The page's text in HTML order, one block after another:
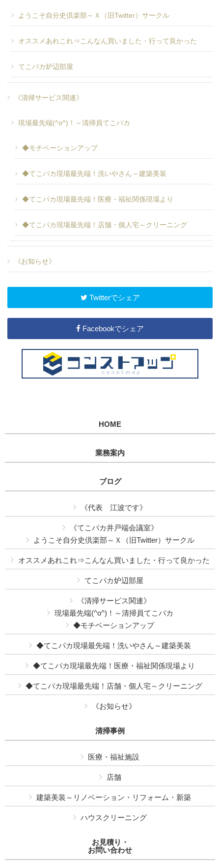
ようこそ自分史倶楽部～Ｘ（旧Twitter）サークル
オススメあれこれ⇒こんなん買いました・行って良かった
てこパカ炉辺部屋
《清掃サービス関連》
現場最先端(^o^)！～清掃員てこパカ
◆モチベーションアップ
◆てこパカ現場最先端！洗いやさん～建築美装
◆てこパカ現場最先端！医療・福祉関係現場より
◆てこパカ現場最先端！店舗・個人宅～クリーニング
《お知らせ》
Twitterでシェア
Facebookでシェア
HOME
業務案内
ブログ
《代表 江波です》
《てこパカ井戸端会議室》
ようこそ自分史倶楽部～Ｘ（旧Twitter）サークル
オススメあれこれ⇒こんなん買いました・行って良かった
てこパカ炉辺部屋
《清掃サービス関連》
現場最先端(^o^)！～清掃員てこパカ
◆モチベーションアップ
◆てこパカ現場最先端！洗いやさん～建築美装
◆てこパカ現場最先端！医療・福祉関係現場より
◆てこパカ現場最先端！店舗・個人宅～クリーニング
《お知らせ》
清掃事例
医療・福祉施設
店舗
建築美装～リノベーション・リフォーム・新築
ハウスクリーニング
お見積り・
お問い合わせ